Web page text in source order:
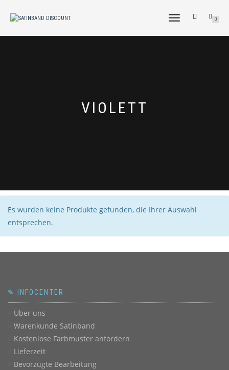
NAVIGATION
0
VIOLETT
Es wurden keine Produkte gefunden, die Ihrer Auswahl
entsprechen.
✎ INFOCENTER
Über uns
Warenkunde Satinband
Kostenlose Farbmuster anfordern
Lieferzeit
Bevorzugte Bearbeitung